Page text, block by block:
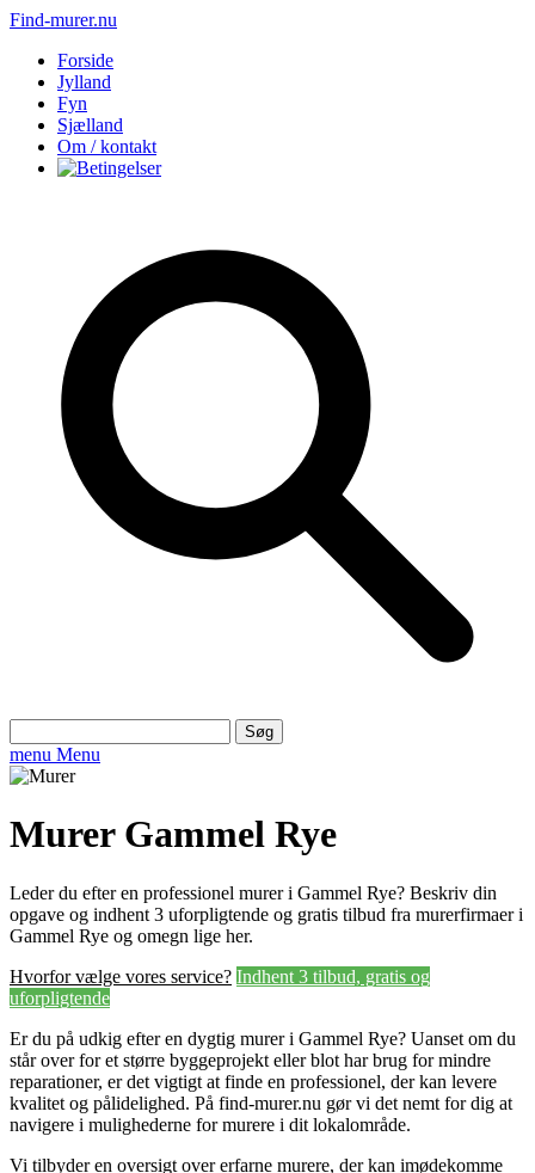
Find-murer.nu
Forside
Jylland
Fyn
Sjælland
Om / kontakt
efter:
menu Menu
Murer Gammel Rye
Leder du efter en professionel murer i Gammel Rye? Beskriv din
opgave og indhent 3 uforpligtende og gratis tilbud fra murerfirmaer i
Gammel Rye og omegn lige her.
Hvorfor vælge vores service? Indhent 3 tilbud, gratis og
uforpligtende
Er du på udkig efter en dygtig murer i Gammel Rye? Uanset om du
står over for et større byggeprojekt eller blot har brug for mindre
reparationer, er det vigtigt at finde en professionel, der kan levere
kvalitet og pålidelighed. På find-murer.nu gør vi det nemt for dig at
navigere i mulighederne for murere i dit lokalområde.
Vi tilbyder en oversigt over erfarne murere, der kan imødekomme